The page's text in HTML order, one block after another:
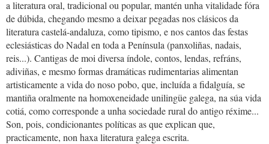
a literatura oral, tradicional ou popular, mantén unha vitalidade fóra
de dúbida, chegando mesmo a deixar pegadas nos clásicos da
literatura castelá-andaluza, como tipismo, e nos cantos das festas
eclesiásticas do Nadal en toda a Península (panxoliñas, nadais,
reis...). Cantigas de moi diversa índole, contos, lendas, refráns,
adiviñas, e mesmo formas dramáticas rudimentarias alimentan
artisticamente a vida do noso pobo, que, incluída a fidalguía, se
mantiña oralmente na homoxeneidade unilingüe galega, na súa vida
cotiá, como corresponde a unha sociedade rural do antigo réxime...
Son, pois, condicionantes políticas as que explican que,
practicamente, non haxa literatura galega escrita.